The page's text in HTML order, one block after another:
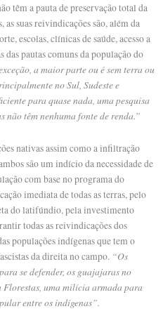
têm a pauta de preservação total da
suas reivindicações são, além da
escolas, clínicas de saúde, acesso a
das pautas comuns da população do
a maior parte ou é sem terra ou
no Sul, Sudeste e
para quase nada, uma pesquisa
não têm nenhuma fonte de renda.”
nativas assim como a infiltração
são um indício da necessidade de
com base no programa do
imediata de todas as terras, pelo
do latifúndio, pela investimento
todas as reivindicações dos
populações indígenas que tem o
da direita no campo. “Os
se defender, os guajajaras no
uma milícia armada para
entre os indígenas”.